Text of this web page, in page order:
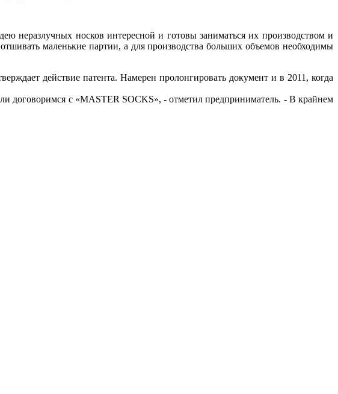
неразлучных носков интересной и готовы заниматься их производством и
маленькие партии, а для производства больших объемов необходимы
действие патента. Намерен пролонгировать документ и в 2011, когда
договоримся с «MASTER SOCKS», - отметил предприниматель. - В крайнем